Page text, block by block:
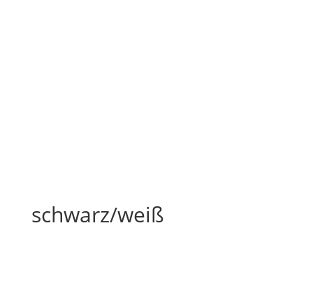
schwarz/weiß